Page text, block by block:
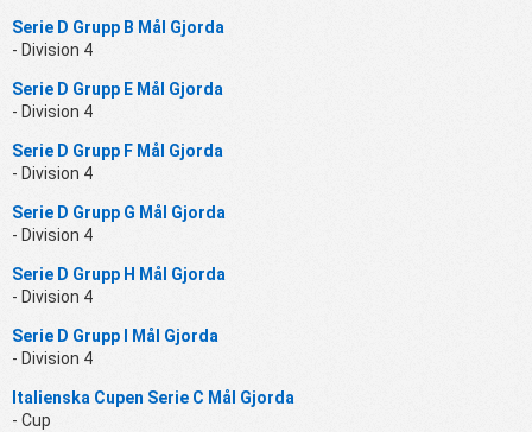
Serie D Grupp B Mål Gjorda
- Division 4
Serie D Grupp E Mål Gjorda
- Division 4
Serie D Grupp F Mål Gjorda
- Division 4
Serie D Grupp G Mål Gjorda
- Division 4
Serie D Grupp H Mål Gjorda
- Division 4
Serie D Grupp I Mål Gjorda
- Division 4
Italienska Cupen Serie C Mål Gjorda
- Cup